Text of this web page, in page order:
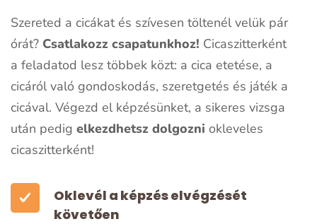
Szereted a cicákatés szívesen töltenél velük pár
órát? Csatlakozz csapatunkhoz! Cicaszitterként
a feladatod lesz többek közt: a cica etetése, a
cicáról való gondoskodás, szeretgetés és játék a
cicával. Végezd el képzésünket, a sikeres vizsga
után pedig elkezdhetsz dolgozni okleveles
cicaszitterként!
Oklevél a képzés elvégzését
követően